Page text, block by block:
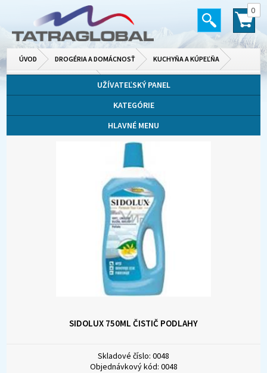
0
ÚVOD DROGÉRIA A DOMÁCNOSŤ KUCHYŇA A KÚPEĽŇA
UŽÍVATEĽSKÝ PANEL
KATEGÓRIE
HLAVNÉ MENU
SIDOLUX 750ML ČISTIČ PODLAHY
Skladové číslo: 0048
Objednávkový kód: 0048